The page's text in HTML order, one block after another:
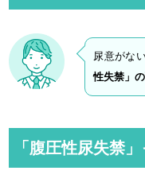
尿意がな
性失禁」
「腹圧性尿失禁